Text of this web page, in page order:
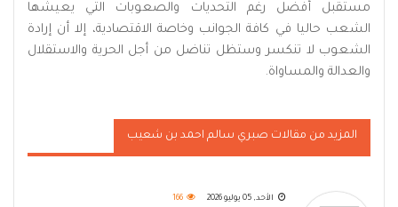
مستقبل أفضل رغم التحديات والصعوبات التي يعيشها
الشعب حاليا في كافة الجوانب وخاصة الاقتصادية، إلا أن إرادة
الشعوب لا تنكسر وستظل تناضل من أجل الحرية والاستقلال
والعدالة والمساواة.
المزيد من مقالات صبري سالم احمد بن شعيب
الأحد, 05 يوليو 2026 166